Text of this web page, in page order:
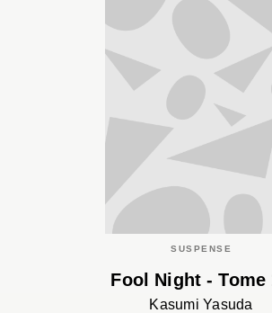
SUSPENSE
Fool Night - Tome
Kasumi Yasuda